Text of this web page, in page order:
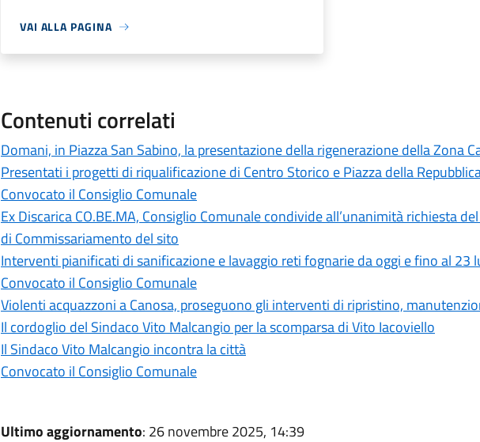
VAI ALLA PAGINA
Contenuti correlati
Domani, in Piazza San Sabino, la presentazione della rigenerazione della Zona
Presentati i progetti di riqualificazione di Centro Storico e Piazza della
Convocato il Consiglio Comunale
Ex Discarica CO.BE.MA, Consiglio Comunale condivide all’unanimità richiesta
di Commissariamento del sito
Interventi pianificati di sanificazione e lavaggio reti fognarie da oggi e fino al 23
Convocato il Consiglio Comunale
Violenti acquazzoni a Canosa, proseguono gli interventi di ripristino,
Il cordoglio del Sindaco Vito Malcangio per la scomparsa di Vito Iacoviello
Il Sindaco Vito Malcangio incontra la città
Convocato il Consiglio Comunale
Ultimo aggiornamento: 26 novembre 2025, 14:39